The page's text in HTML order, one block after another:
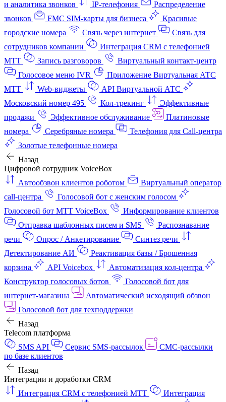
и аналитика звонков
IP-телефония
Распределение
звонков
FMC SIM-карты для бизнеса
Красивые
городские номера
Связь через интернет
Связь для
сотрудников компании
Интеграция CRM с телефонией
МТТ
Запись разговоров
Виртуальный контакт‑центр
Голосовое меню IVR
Приложение Виртуальная АТС
МТТ
Web-виджеты
API Виртуальной АТС
Московский номер 495
Кол-трекинг
Эффективные
продажи
Эффективное обслуживание
Платиновые
номера
Серебряные номера
Телефония для Call-центра
Золотые телефонные номера
Назад
Цифровой сотрудник VoiceBox
Автообзвон клиентов роботом
Виртуальный оператор
call-центра
Голосовой бот с женским голосом
Голосовой бот МТТ VoiceBox
Информирование клиентов
Отправка шаблонных писем и SMS
Распознавание
речи
Опрос / Анкетирование
Синтез речи
Детектирование АИ
Реактивация базы / Брошенная
корзина
API Voicebox
Автоматизация кол‑центра
Конструктор голосовых ботов
Голосовой бот для
интернет‑магазина
Автоматический исходящий обзвон
Голосовой бот для техподдержки
Назад
Telecom платформа
SMS API
Сервис SMS-рассылок
СМС-рассылки
по базе клиентов
Назад
Интеграции и доработки CRM
Интеграция CRM с телефонией МТТ
Интеграция